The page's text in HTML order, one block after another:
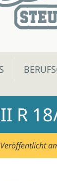
R
Veröffentlicht